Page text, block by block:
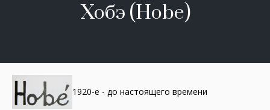
Хобэ (Hobe)
1920-е - до настоящего времени